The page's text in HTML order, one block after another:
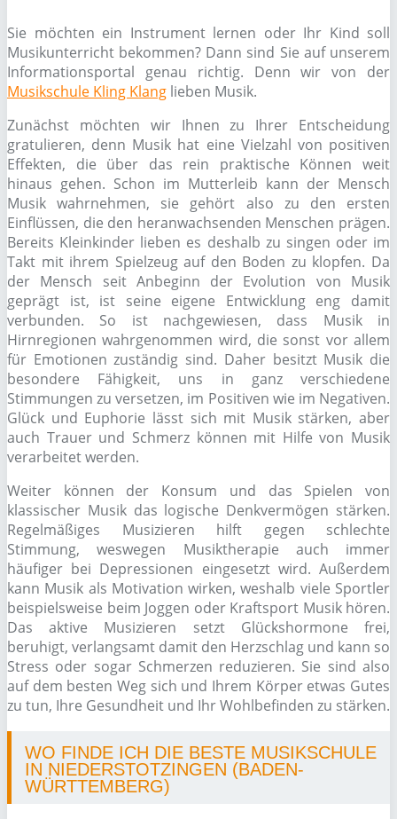
Sie möchten ein Instrument lernen oder Ihr Kind soll
Musikunterricht bekommen? Dann sind Sie auf unserem
Informationsportal genau richtig. Denn wir von der
Musikschule Kling Klang lieben Musik.
Zunächst möchten wir Ihnen zu Ihrer Entscheidung
gratulieren, denn Musik hat eine Vielzahl von positiven
Effekten, die über das rein praktische Können weit
hinaus gehen. Schon im Mutterleib kann der Mensch
Musik wahrnehmen, sie gehört also zu den ersten
Einflüssen, die den heranwachsenden Menschen prägen.
Bereits Kleinkinder lieben es deshalb zu singen oder im
Takt mit ihrem Spielzeug auf den Boden zu klopfen. Da
der Mensch seit Anbeginn der Evolution von Musik
geprägt ist, ist seine eigene Entwicklung eng damit
verbunden. So ist nachgewiesen, dass Musik in
Hirnregionen wahrgenommen wird, die sonst vor allem
für Emotionen zuständig sind. Daher besitzt Musik die
besondere Fähigkeit, uns in ganz verschiedene
Stimmungen zu versetzen, im Positiven wie im Negativen.
Glück und Euphorie lässt sich mit Musik stärken, aber
auch Trauer und Schmerz können mit Hilfe von Musik
verarbeitet werden.
Weiter können der Konsum und das Spielen von
klassischer Musik das logische Denkvermögen stärken.
Regelmäßiges Musizieren hilft gegen schlechte
Stimmung, weswegen Musiktherapie auch immer
häufiger bei Depressionen eingesetzt wird. Außerdem
kann Musik als Motivation wirken, weshalb viele Sportler
beispielsweise beim Joggen oder Kraftsport Musik hören.
Das aktive Musizieren setzt Glückshormone frei,
beruhigt, verlangsamt damit den Herzschlag und kann so
Stress oder sogar Schmerzen reduzieren. Sie sind also
auf dem besten Weg sich und Ihrem Körper etwas Gutes
zu tun, Ihre Gesundheit und Ihr Wohlbefinden zu stärken.
WO FINDE ICH DIE BESTE MUSIKSCHULE
IN NIEDERSTOTZINGEN (BADEN-
WÜRTTEMBERG)